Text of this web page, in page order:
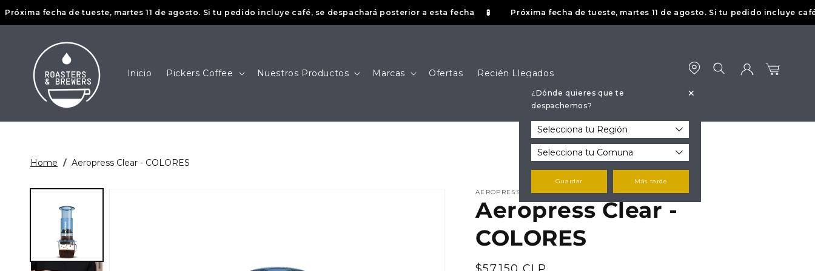
directamente
al contenido
fecha de tueste, martes 11 de agosto. Si tu pedido incluye café, se despachará posterior a esta fecha 🧪 Próxima fecha de tueste, martes 11 de agosto. Si tu pedido incluye café, se
Inicio Pickers Coffee Nuestros Productos Marcas Ofertas Recién Llegados
¿Dónde quieres que te
despachemos?
+
Guardar Más tarde
Home / Aeropress Clear - COLORES
AEROPRESS
Aeropress Clear -
COLORES